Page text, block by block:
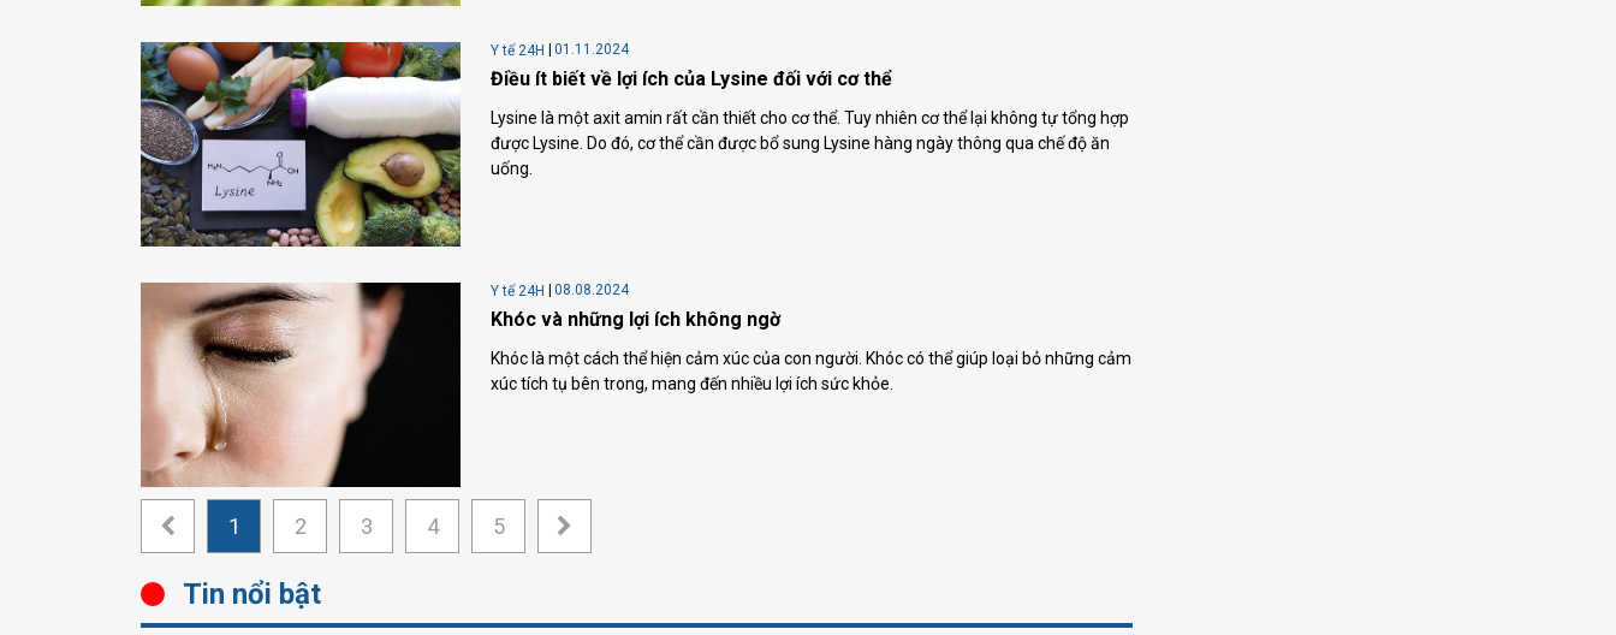
Y tế 24H 01.11.2024
Điều ít biết về lợi ích của Lysine đối với cơ thể
Lysine là một axit amin rất cần thiết cho cơ thể. Tuy nhiên cơ thể lại không tự tổng hợp
được Lysine. Do đó, cơ thể cần được bổ sung Lysine hàng ngày thông qua chế độ ăn
uống.
Y tế 24H 08.08.2024
Khóc và những lợi ích không ngờ
Khóc là một cách thể hiện cảm xúc của con người. Khóc có thể giúp loại bỏ những cảm
xúc tích tụ bên trong, mang đến nhiều lợi ích sức khỏe.
1 2 3 4 5
Tin nổi bật